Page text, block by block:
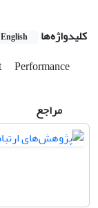
کلیدواژه‌ها English
Performance
مراجع